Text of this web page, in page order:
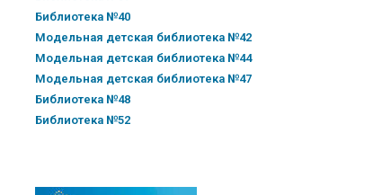
Библиотека №40
Модельная детская библиотека №42
Модельная детская библиотека №44
Модельная детская библиотека №47
Библиотека №48
Библиотека №52